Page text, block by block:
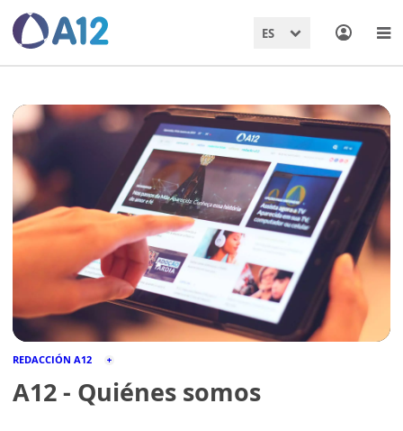
ES
REDACCIÓN A12
A12 - Quiénes somos